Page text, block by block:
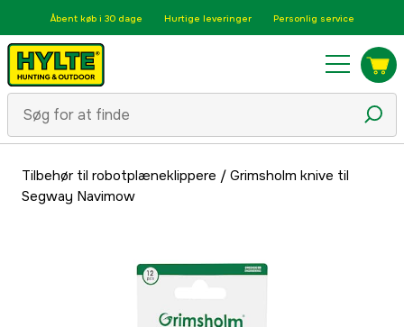
Åbent køb i 30 dage Hurtige leveringer Personlig service
Tilbehør til robotplæneklippere / Grimsholm knive til
Segway Navimow